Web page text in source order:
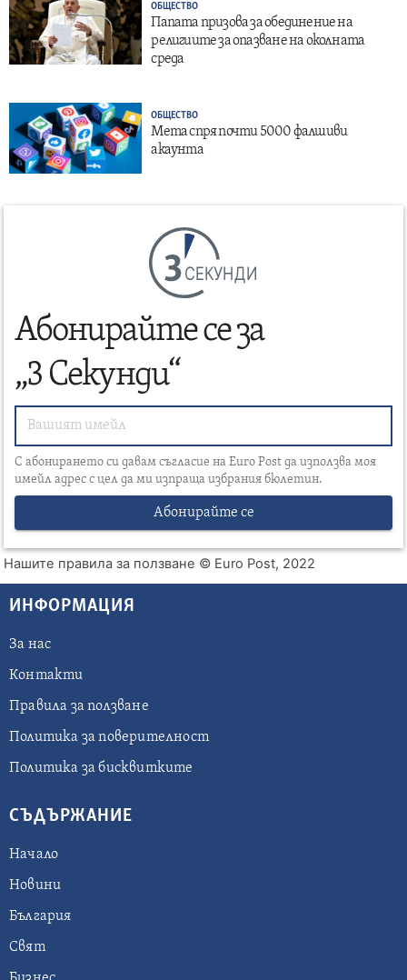
ОБЩЕСТВО
Папата призова за обединение на
религиите за опазване на околната
среда
ОБЩЕСТВО
Мета спря почти 5000 фалшиви
акаунта
СЕКУНДИ
Абонирайте се за
„3 Секунди“
С абонирането си давам съгласие на Euro Post да използва моя
имейл адрес с цел да ми изпраща избрания бюлетин.
Абонирайте се
Нашите правила за ползване © Euro Post, 2022
ИНФОРМАЦИЯ
За нас
Контакти
Правила за ползване
Политика за поверителност
Политика за бисквитките
СЪДЪРЖАНИЕ
Начало
Новини
България
Свят